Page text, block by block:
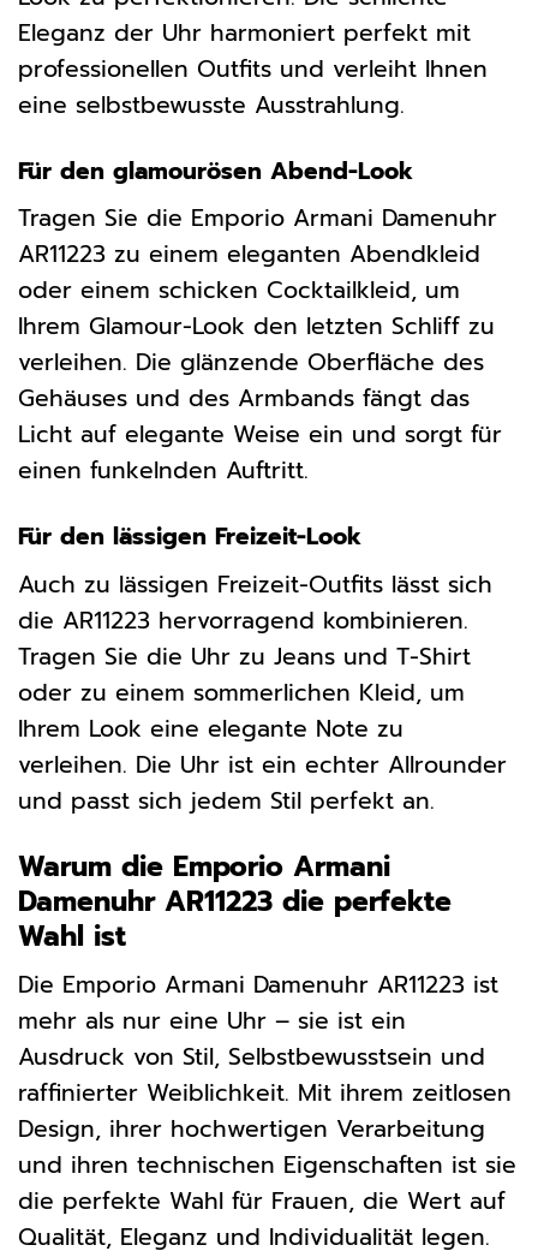
Eleganz der Uhr harmoniert perfekt mit
professionellen Outfits und verleiht Ihnen
eine selbstbewusste Ausstrahlung.
Für den glamourösen Abend-Look
Tragen Sie die Emporio Armani Damenuhr
AR11223 zu einem eleganten Abendkleid
oder einem schicken Cocktailkleid, um
Ihrem Glamour-Look den letzten Schliff zu
verleihen. Die glänzende Oberfläche des
Gehäuses und des Armbands fängt das
Licht auf elegante Weise ein und sorgt für
einen funkelnden Auftritt.
Für den lässigen Freizeit-Look
Auch zu lässigen Freizeit-Outfits lässt sich
die AR11223 hervorragend kombinieren.
Tragen Sie die Uhr zu Jeans und T-Shirt
oder zu einem sommerlichen Kleid, um
Ihrem Look eine elegante Note zu
verleihen. Die Uhr ist ein echter Allrounder
und passt sich jedem Stil perfekt an.
Warum die Emporio Armani
Damenuhr AR11223 die perfekte
Wahl ist
Die Emporio Armani Damenuhr AR11223 ist
mehr als nur eine Uhr – sie ist ein
Ausdruck von Stil, Selbstbewusstsein und
raffinierter Weiblichkeit. Mit ihrem zeitlosen
Design, ihrer hochwertigen Verarbeitung
und ihren technischen Eigenschaften ist sie
die perfekte Wahl für Frauen, die Wert auf
Qualität, Eleganz und Individualität legen.